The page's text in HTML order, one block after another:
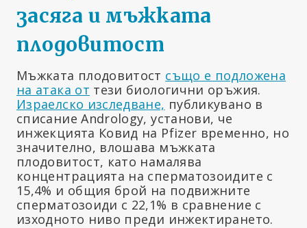
засяга и мъжката
плодовитост
Мъжката плодовитост също е подложена
на атака от тези биологични оръжия.
Израелско изследване, публикувано в
списание Andrology, установи, че
инжекцията Ковид на Pfizer временно, но
значително, влошава мъжката
плодовитост, като намалява
концентрацията на сперматозоидите с
15,4% и общия брой на подвижните
сперматозоиди с 22,1% в сравнение с
изходното ниво преди инжектирането.